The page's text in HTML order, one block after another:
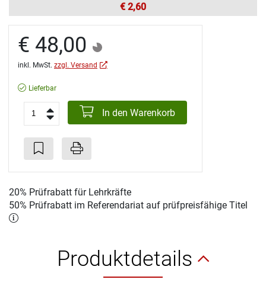
€ 2,60
€ 48,00
inkl. MwSt. zzgl. Versand
Lieferbar
In den Warenkorb
20% Prüfrabatt für Lehrkräfte
50% Prüfrabatt im Referendariat auf prüfpreisfähige Titel
Produktdetails